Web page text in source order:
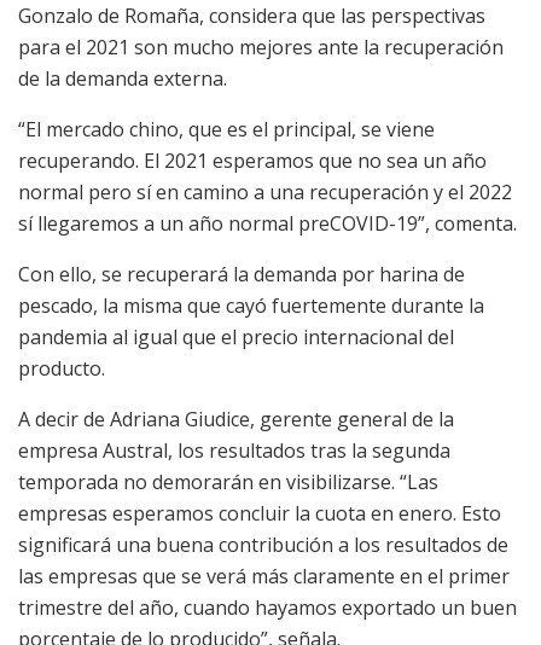
Gonzalo de Romaña, considera que las perspectivas
para el 2021 son mucho mejores ante la recuperación
de la demanda externa.
“El mercado chino, que es el principal, se viene
recuperando. El 2021 esperamos que no sea un año
normal pero sí en camino a una recuperación y el 2022
sí llegaremos a un año normal preCOVID-19”, comenta.
Con ello, se recuperará la demanda por harina de
pescado, la misma que cayó fuertemente durante la
pandemia al igual que el precio internacional del
producto.
A decir de Adriana Giudice, gerente general de la
empresa Austral, los resultados tras la segunda
temporada no demorarán en visibilizarse. “Las
empresas esperamos concluir la cuota en enero. Esto
significará una buena contribución a los resultados de
las empresas que se verá más claramente en el primer
trimestre del año, cuando hayamos exportado un buen
porcentaje de lo producido”, señala.